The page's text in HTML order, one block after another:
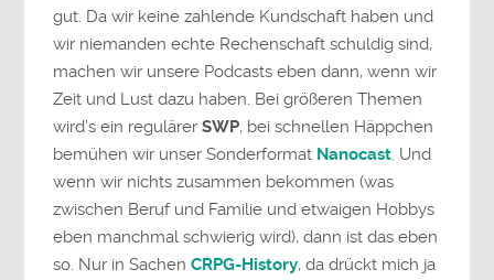
gut. Da wir keine zahlende Kundschaft haben und
wir niemanden echte Rechenschaft schuldig sind,
machen wir unsere Podcasts eben dann, wenn wir
Zeit und Lust dazu haben. Bei größeren Themen
wird’s ein regulärerSWP, bei schnellen Häppchen
bemühen wir unser Sonderformat Nanocast. Und
wenn wir nichts zusammen bekommen (was
zwischen Beruf und Familie und etwaigen Hobbys
eben manchmal schwierig wird), dann ist das eben
so. Nur in SachenCRPG-History, da drückt mich ja